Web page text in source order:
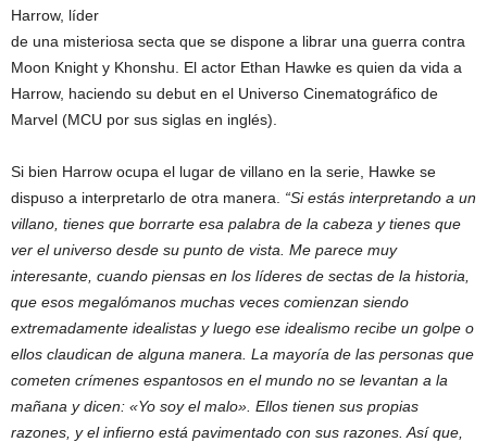
Harrow, líder
de una misteriosa secta que se dispone a librar una guerra contra
Moon Knight y Khonshu. El actor Ethan Hawke es quien da vida a
Harrow, haciendo su debut en el Universo Cinematográfico de
Marvel (MCU por sus siglas en inglés).
Si bien Harrow ocupa el lugar de villano en la serie, Hawke se
dispuso a interpretarlo de otra manera. “Si estás interpretando a un
villano, tienes que borrarte esa palabra de la cabeza y tienes que
ver el universo desde su punto de vista. Me parece muy
interesante, cuando piensas en los líderes de sectas de la historia,
que esos megalómanos muchas veces comienzan siendo
extremadamente idealistas y luego ese idealismo recibe un golpe o
ellos claudican de alguna manera. La mayoría de las personas que
cometen crímenes espantosos en el mundo no se levantan a la
mañana y dicen: «Yo soy el malo». Ellos tienen sus propias
razones, y el infierno está pavimentado con sus razones. Así que,